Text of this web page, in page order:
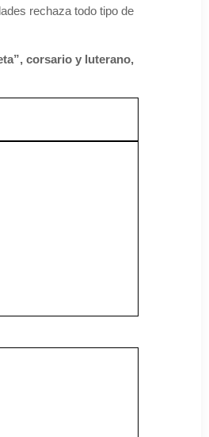
rechaza todo tipo de
corsario y luterano,